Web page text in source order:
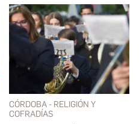
CÓRDOBA - RELIGIÓN Y
COFRADÍAS